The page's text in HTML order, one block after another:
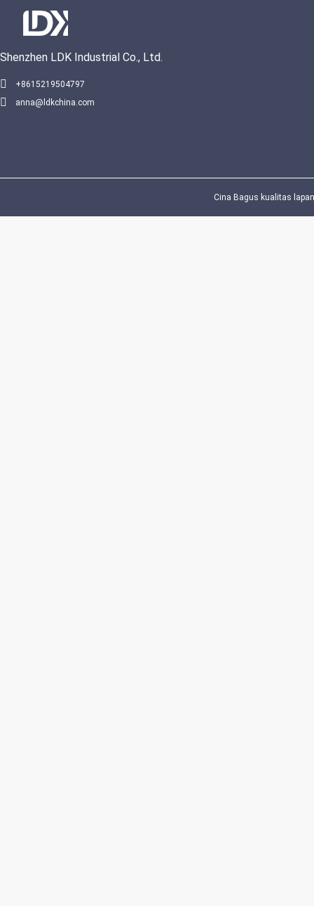
Shenzhen LDK Industrial Co., Ltd.
+8615219504797
anna@ldkchina.com
Cina Bagus kualitas